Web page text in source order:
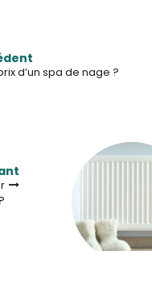
d’un spa de nage ?